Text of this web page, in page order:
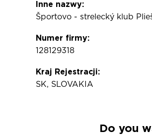
Inne nazwy:
Športovo - strelecký klub
Numer firmy:
128129318
Kraj Rejestracji:
SK, SLOVAKIA
Do you